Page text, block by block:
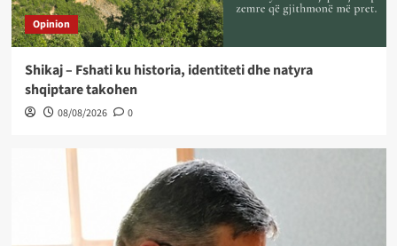
Opinion
Shikaj – Fshati ku historia, identiteti dhe natyra
shqiptare takohen
08/08/2026 0